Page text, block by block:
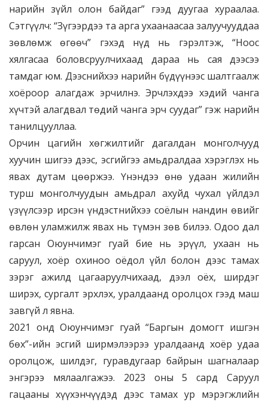
нарийн зүйл олон байдаг” гээд дуугаа хураалаа.
Сэтгүүлч: “Зүгээрдээ та арга ухаанаасаа залуучууддаа
зөвлөмж өгөөч” гэхэд нүд нь гэрэлтэж, “Ноос
хялгасаа боловсруулчихаад дараа нь сая дээсээ
тамдаг юм. Дээснийхээ нарийн бүдүүнээс шалтгаалж
хоёроор алагдаж эрчилнэ. Эрчлэхдээ хэдий чанга
хүчтэй алагдвал төдий чанга эрч суудаг” гэж нарийн
танилцууллаа.
Орчин цагийн хөгжилтийг дагалдан монголчууд
хуучин шигээ дээс, эсгийгээ амьдралдаа хэрэглэх нь
явах дутам цөөржээ. Үнэндээ өнө удаан жилийн
турш монголчуудын амьдрал ахуйд чухал үйлдэл
үзүүлсээр ирсэн үндэстнийхээ соёлын нандин өвийг
өвлөн уламжилж явах нь түмэн зөв билээ. Одоо дал
гарсан Оюунчимэг гуай бие нь эрүүл, ухаан нь
саруул, хоёр охиноо оёдол үйл болон дээс тамах
зэрэг ажилд цагааруулчихаад, дээл оёх, ширдэг
ширэх, сургалт эрхлэх, уралдаанд оролцох гээд маш
завгүй л явна.
2021 онд Оюунчимэг гуай “Баргын домогт ишгэн
бөх”-ийн эсгий ширмэлээрээ уралдаанд хоёр удаа
оролцож, шилдэг, гуравдугаар байрын шагналаар
энгэрээ мялаалгажээ. 2023 оны 5 сард Саруул
гацааны хүүхэнчүүдэд дээс тамах ур мэрэгжлийн